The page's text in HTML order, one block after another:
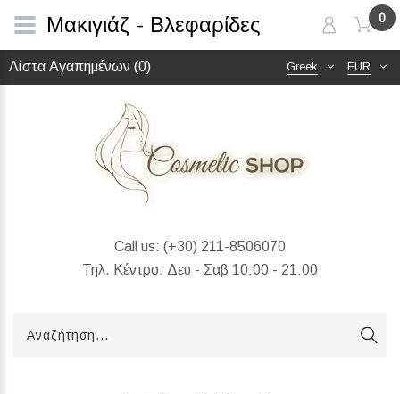
EUR
Greek
Call us: (+30) 211-8506070
Τηλ. Κέντρο: Δευ - Σαβ 10:00 - 21:00
0
Λίστα Αγαπημένων (0)
Μακιγιάζ - Βλεφαρίδες